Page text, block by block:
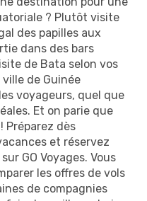
? Plutôt visite
des papilles aux
dans des bars
de Bata selon vos
de Guinée
voyageurs, quel que
Et on parie que
Préparez dès
et réservez
GO Voyages. Vous
les offres de vols
de compagnies